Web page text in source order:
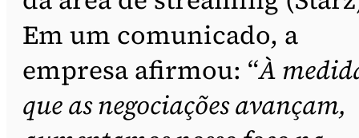
Em um comunicado, a
empresa afirmou: “À
que as negociações avançam,